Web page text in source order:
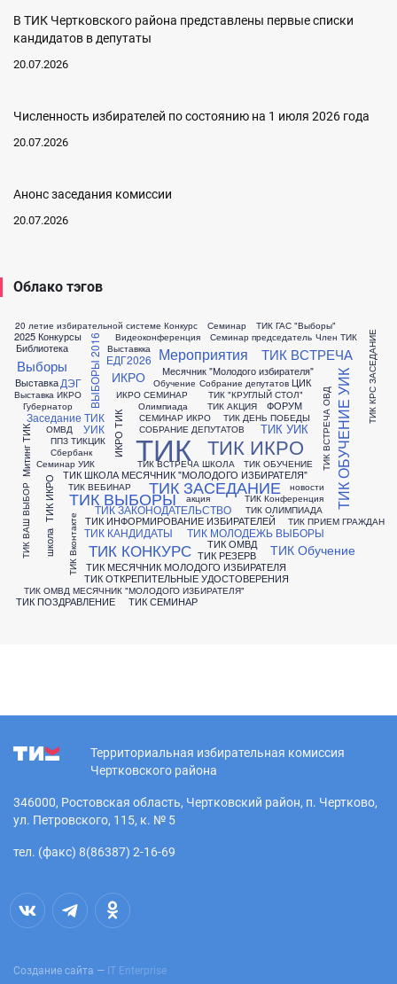
В ТИК Чертковского района представлены первые списки
кандидатов в депутаты
20.07.2026
Численность избирателей по состоянию на 1 июля 2026 года
20.07.2026
Анонс заседания комиссии
20.07.2026
Облако тэгов
20 летие избирательной системе
2025 Конкурсы
Библиотека
ВЫБОРЫ 2016 Видеоконференция
Выборы
Выставка
Выставка ИКРО
Выставкка
Губернатор
ДЭГ
ЕДГ2026
Заседание ТИК
ИКРО
ИКРО СЕМИНАР
ИКРО ТИК
Конкурс
Мероприятия
Месячник "Молодого избирателя"
Митинг ТИК ОМВД
Обучение
Олимпиада
ППЗ
СЕМИНАР ИКРО
СОБРАНИЕ ДЕПУТАТОВ
Сбербанк
Семинар
Семинар УИК
Семинар председатель
Собрание депутатов
ТИК
ТИК ИКРО ТИК ШКОЛА МЕСЯЧНИК "МОЛОДОГО ИЗБИРАТЕЛЯ"
ТИК "КРУГЛЫЙ СТОЛ"
ТИК АКЦИЯ
ТИК ВАШ ВЫБОР ТИК ВЕБИНАР
ТИК ВСТРЕЧА
ТИК ВСТРЕЧА ОВД
ТИК ВСТРЕЧА ШКОЛА
ТИК ВЫБОРЫ
ТИК Вконтакте
ТИК ГАС "Выборы"
ТИК ДЕНЬ ПОБЕДЫ
ТИК ЗАКОНОДАТЕЛЬСТВО
ТИК ЗАСЕДАНИЕ
ТИК ИКРО
ТИК ИНФОРМИРОВАНИЕ ИЗБИРАТЕЛЕЙ
ТИК КАНДИДАТЫ
ТИК КОНКУРС
ТИК КРС ЗАСЕДАНИЕ
ТИК Конференция
ТИК МЕСЯЧНИК МОЛОДОГО ИЗБИРАТЕЛЯ
ТИК МОЛОДЕЖЬ ВЫБОРЫ
ТИК ОБУЧЕНИЕ ТИК ОБУЧЕНИЕ УИК
ТИК ОЛИМПИАДА
ТИК ОМВД
ТИК ОМВД МЕСЯЧНИК "МОЛОДОГО ИЗБИРАТЕЛЯ"
ТИК ОТКРЕПИТЕЛЬНЫЕ УДОСТОВЕРЕНИЯ
ТИК Обучение
ТИК ПОЗДРАВЛЕНИЕ
ТИК ПРИЕМ ГРАЖДАН
ТИК РЕЗЕРВ
ТИК СЕМИНАР
ТИК УИК
ТИКЦИК
УИК
ФОРУМ
ЦИК
Член ТИК
акция
новости
школа
Территориальная избирательная комиссия
Чертковского района
346000, Ростовская область, Чертковский район, п. Чертково,
ул. Петровского, 115, к. № 5
тел. (факс) 8(86387) 2-16-69
Создание сайта — IT Enterprise